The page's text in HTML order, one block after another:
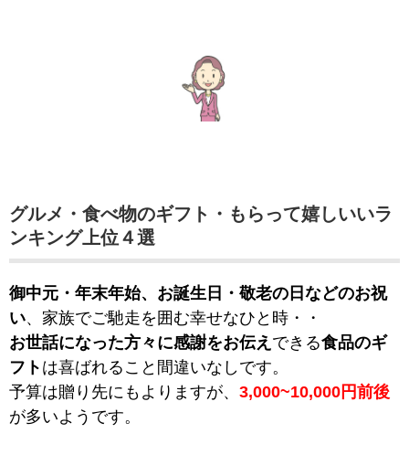
グルメ・食べ物のギフト・もらって嬉しいいラ
ンキング上位４選
御中元・年末年始、お誕生日・敬老の日などのお祝
い、家族でご馳走を囲む幸せなひと時・・
お世話になった方々に感謝をお伝え できる食品のギ
フト は喜ばれること間違いなしです。
予算は贈り先にもよりますが、 3,000~10,000円前後
が多いようです。